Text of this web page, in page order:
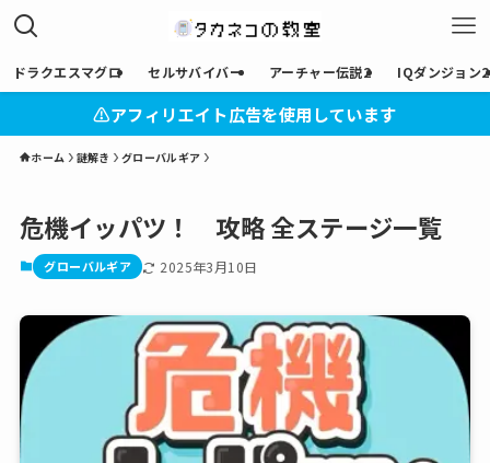
ドラクエスマグロ セルサバイバー アーチャー伝説2 IQダンジョン2
⚠︎アフィリエイト広告を使用しています
ホーム 謎解き グローバルギア
危機イッパツ！ 攻略 全ステージ一覧
グローバルギア 2025年3月10日